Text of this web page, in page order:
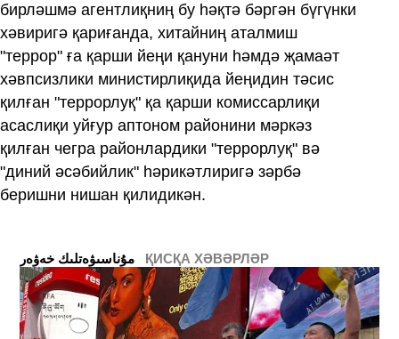
бирләшмә агентлиқниң бу һәқтә бәргән бүгүнки
хәвиригә қариғанда, хитайниң аталмиш
"террор" ға қарши йеңи қануни һәмдә җамаәт
хәвпсизлики министирлиқида йеңидин тәсис
қилған "террорлуқ" қа қарши комиссарлиқи
асаслиқи уйғур аптоном районини мәркәз
қилған чегра районлардики "террорлуқ" вә
"диний әсәбийлик" һәрикәтлиригә зәрбә
беришни нишан қилидикән.
ҚИСҚА ХӘВӘРЛӘР